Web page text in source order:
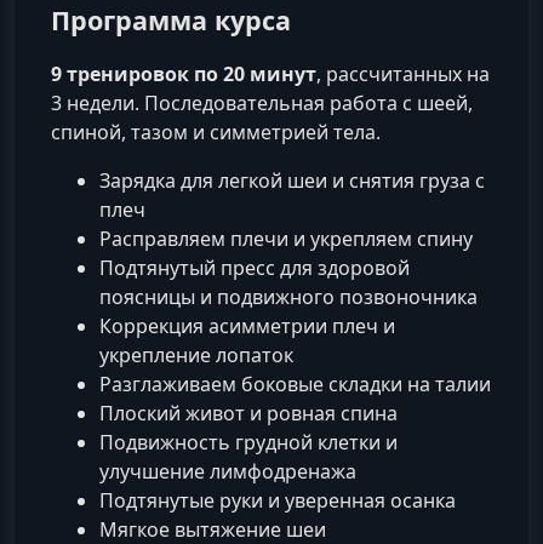
Программа курса
9 тренировок по 20 минут, рассчитанных на
3 недели. Последовательная работа с шеей,
спиной, тазом и симметрией тела.
Зарядка для легкой шеи и снятия груза с
плеч
Расправляем плечи и укрепляем спину
Подтянутый пресс для здоровой
поясницы и подвижного позвоночника
Коррекция асимметрии плеч и
укрепление лопаток
Разглаживаем боковые складки на талии
Плоский живот и ровная спина
Подвижность грудной клетки и
улучшение лимфодренажа
Подтянутые руки и уверенная осанка
Мягкое вытяжение шеи